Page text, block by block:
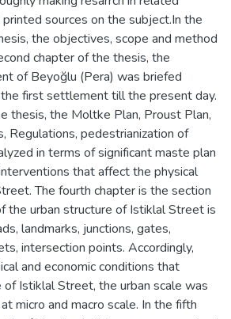
sources on the subject.In the
the objectives, scope and method
chapter of the thesis, the
of Beyoğlu (Pera) was briefed
first settlement till the present day.
thesis, the Moltke Plan, Proust Plan,
Regulations, pedestrianization of
in terms of significant maste plan
that affect the physical
The fourth chapter is the section
the urban structure of Istiklal Street is
landmarks, junctions, gates,
intersection points. Accordingly,
and economic conditions that
Istiklal Street, the urban scale was
micro and macro scale. In the fifth